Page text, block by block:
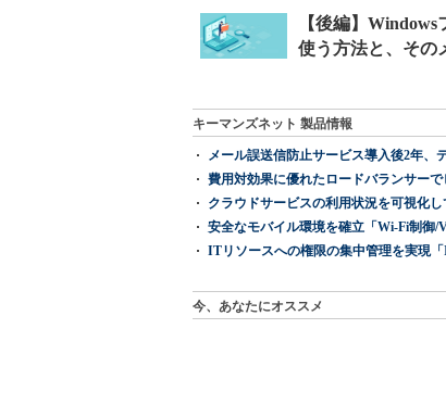
キーマンズネット 製品情報
メール誤送信防止サービス導入後2年、
費用対効果に優れたロードバランサー
クラウドサービスの利用状況を可視化
安全なモバイル環境を確立「Wi-Fi制御/
ITリソースへの権限の集中管理を実現
今、あなたにオススメ